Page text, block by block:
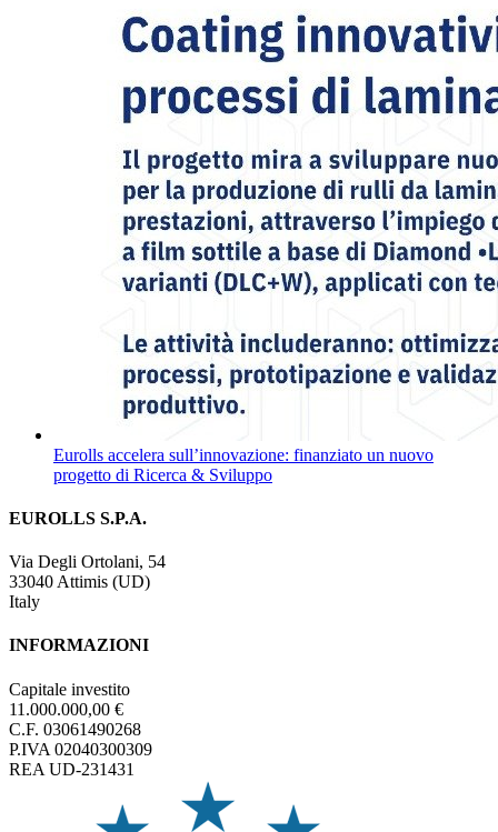
Eurolls accelera sull’innovazione: finanziato un nuovo
progetto di Ricerca & Sviluppo
EUROLLS S.P.A.
Via Degli Ortolani, 54
33040 Attimis (UD)
Italy
INFORMAZIONI
Capitale investito
11.000.000,00 €
C.F. 03061490268
P.IVA 02040300309
REA UD-231431